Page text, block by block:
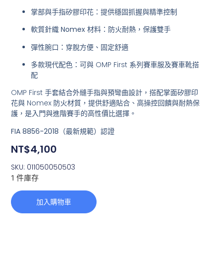
掌部與手指矽膠印花 ：提供穩固抓握與精準控制
軟質針織 Nomex 材料 ：防火耐熱，保護雙手
彈性腕口 ：穿脫方便、固定舒適
多款現代配色 ：可與 OMP First 系列賽車服及賽車靴搭
配
OMP First 手套結合外縫手指與預彎曲設計，搭配掌面矽膠印
花與 Nomex 防火材質，提供舒適貼合、高操控回饋與耐熱保
護，是入門與進階賽手的高性價比選擇。
FIA 8856-2018（最新規範）認證
NT$4,100
SKU: 011050050503
1 件庫存
加入購物車